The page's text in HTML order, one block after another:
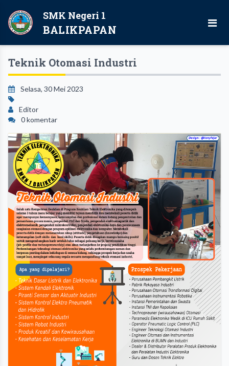
SMK Negeri 1
BALIKPAPAN
Teknik Otomasi Industri
Selasa, 30 Mei 2023
Editor
0 komentar